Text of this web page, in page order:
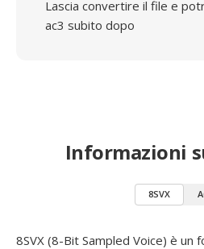
Lascia convertire il file e
ac3 subito dopo
Informazioni
8SVX
8SVX (8-Bit Sampled Voice) è un